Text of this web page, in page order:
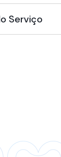
Serviço